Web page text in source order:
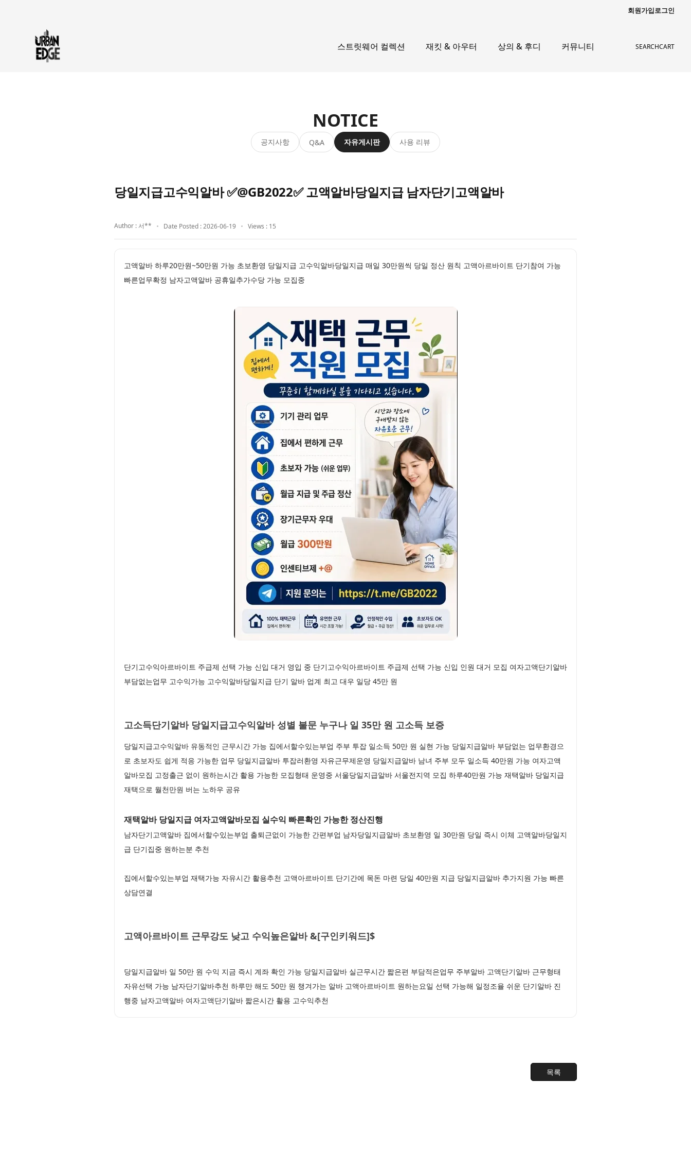
회원가입로그인
스트릿웨어 컬렉션 재킷 & 아우터 상의 & 후디 커뮤니티 SEARCHCART
NOTICE
공지사항 Q&A 자유게시판 사용 리뷰
당일지급고수익알바 ✅@GB2022✅ 고액알바당일지급 남자단기고액알바
Author : 서** Date Posted : 2026-06-19 Views : 15
고액알바 하루20만원~50만원 가능 초보환영 당일지급 고수익알바당일지급 매일 30만원씩 당일 정산 원칙 고액아르바이트 단기참여 가능
빠른업무확정 남자고액알바 공휴일추가수당 가능 모집중
단기고수익아르바이트 주급제 선택 가능 신입 대거 영입 중 단기고수익아르바이트 주급제 선택 가능 신입 인원 대거 모집 여자고액단기알바
부담없는업무 고수익가능 고수익알바당일지급 단기 알바 업계 최고 대우 일당 45만 원
고소득단기알바 당일지급고수익알바 성별 불문 누구나 일 35만 원 고소득 보증
당일지급고수익알바 유동적인 근무시간 가능 집에서할수있는부업 주부 투잡 일소득 50만 원 실현 가능 당일지급알바 부담없는 업무환경으
로 초보자도 쉽게 적응 가능한 업무 당일지급알바 투잡러환영 자유근무제운영 당일지급알바 남녀 주부 모두 일소득 40만원 가능 여자고액
알바모집 고정출근 없이 원하는시간 활용 가능한 모집형태 운영중 서울당일지급알바 서울전지역 모집 하루40만원 가능 재택알바 당일지급
재택으로 월천만원 버는 노하우 공유
재택알바 당일지급 여자고액알바모집 실수익 빠른확인 가능한 정산진행
남자단기고액알바 집에서할수있는부업 출퇴근없이 가능한 간편부업 남자당일지급알바 초보환영 일 30만원 당일 즉시 이체 고액알바당일지
급 단기집중 원하는분 추천
집에서할수있는부업 재택가능 자유시간 활용추천 고액아르바이트 단기간에 목돈 마련 당일 40만원 지급 당일지급알바 추가지원 가능 빠른
상담연결
고액아르바이트 근무강도 낮고 수익높은알바 &[구인키워드]$
당일지급알바 일 50만 원 수익 지금 즉시 계좌 확인 가능 당일지급알바 실근무시간 짧은편 부담적은업무 주부알바 고액단기알바 근무형태
자유선택 가능 남자단기알바추천 하루만 해도 50만 원 챙겨가는 알바 고액아르바이트 원하는요일 선택 가능해 일정조율 쉬운 단기알바 진
행중 남자고액알바 여자고액단기알바 짧은시간 활용 고수익추천
목록